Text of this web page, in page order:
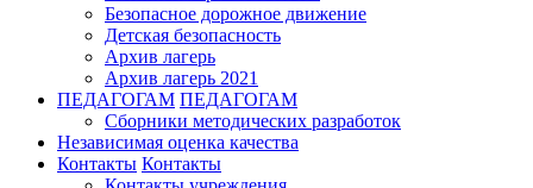
Безопасное дорожное движение
Детская безопасность
Архив лагерь
Архив лагерь 2021
ПЕДАГОГАМ ПЕДАГОГАМ
Сборники методических разработок
Независимая оценка качества
Контакты Контакты